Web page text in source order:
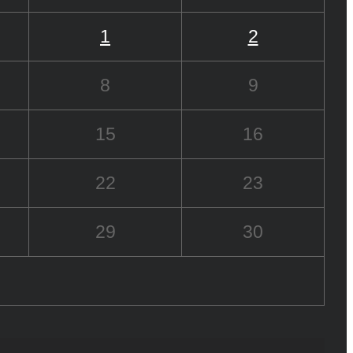
1 2
8 9
15 16
22 23
29 30